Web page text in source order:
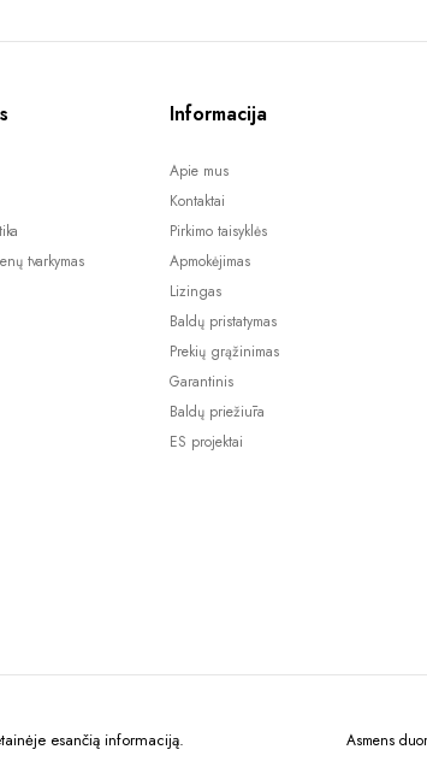
tvarkymas
Informacija
Apie mus
Kontaktai
Pirkimo taisyklės
Apmokėjimas
Lizingas
Baldų pristatymas
Prekių grąžinimas
Garantinis
Baldų priežiūra
ES projektai
esančią informaciją. Asmens